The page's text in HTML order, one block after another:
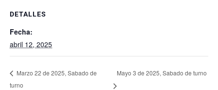
DETALLES
Fecha:
abril 12, 2025
Marzo 22 de 2025, Sabado de
turno
Mayo 3 de 2025, Sabado de turno